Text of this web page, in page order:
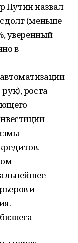
Путин назвал
(меньше
уверенный
в
роста
и